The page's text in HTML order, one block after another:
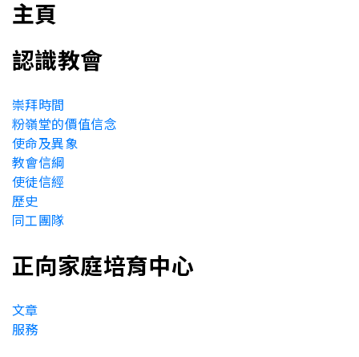
主頁
認識教會
崇拜時間
粉嶺堂的價值信念
使命及異象
教會信綱
使徒信經
歷史
同工團隊
正向家庭培育中心
文章
服務